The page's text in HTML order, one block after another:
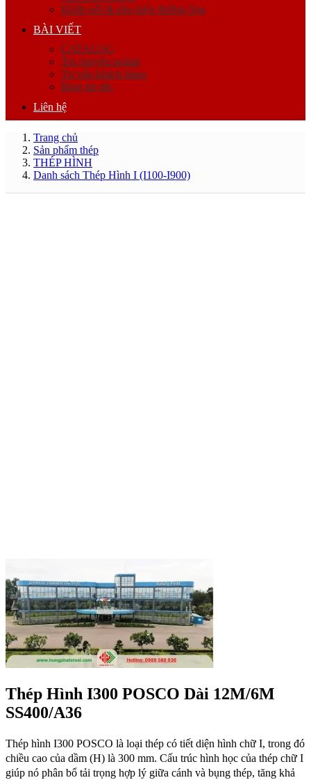
Khớp nối & phụ kiện đường ống
BÀI VIẾT
CATALOG
Tin chuyên ngành
Tư vấn khách hàng
Blog tin tức
Liên hệ
Trang chủ
Sản phẩm thép
THÉP HÌNH
Danh sách Thép Hình I (I100-I900)
Thép Hình I300 POSCO Dài 12M/6M
SS400/A36
Thép hình I300 POSCO là loại thép có tiết diện hình chữ I, trong đó
chiều cao của dầm (H) là 300 mm. Cấu trúc hình học của thép chữ I
giúp nó phân bổ tải trọng hợp lý giữa cánh và bụng thép, tăng khả